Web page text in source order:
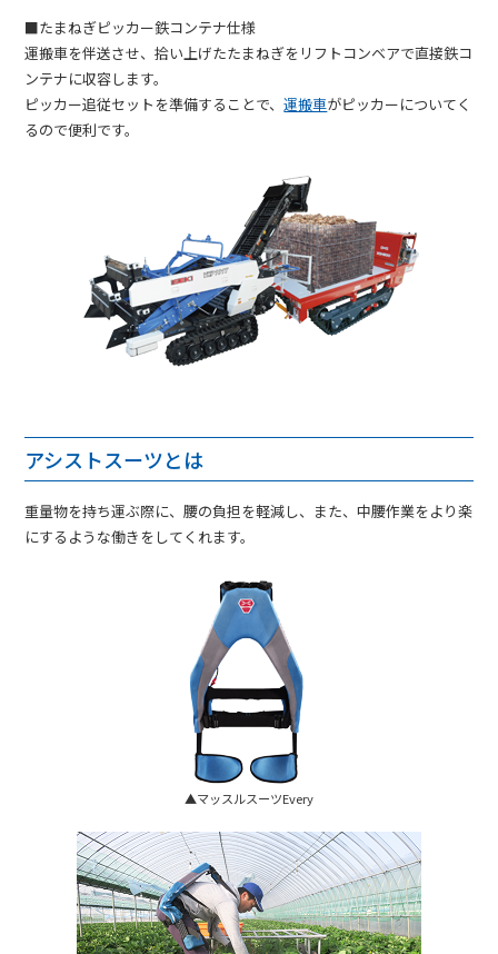
■たまねぎピッカー鉄コンテナ仕様
運搬車を伴送させ、拾い上げたたまねぎをリフトコンベアで直接鉄コ
ンテナに収容します。
ピッカー追従セットを準備することで、運搬車がピッカーについてく
るので便利です。
アシストスーツとは
重量物を持ち運ぶ際に、腰の負担を軽減し、また、中腰作業をより楽
にするような働きをしてくれます。
▲マッスルスーツEvery